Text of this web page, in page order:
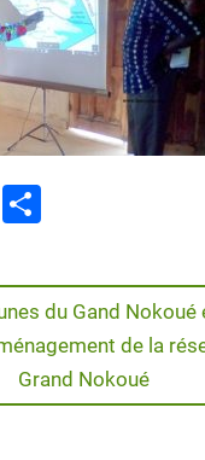
P
ta
g
er
du Gand Nokoué
de la
Grand Nokoué